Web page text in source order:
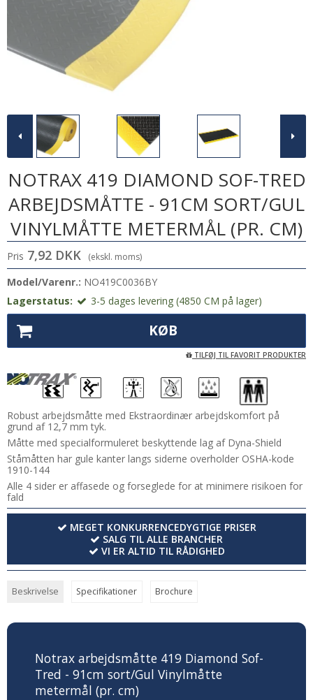
NOTRAX 419 DIAMOND SOF-TRED
ARBEJDSMÅTTE - 91CM SORT/GUL
VINYLMÅTTE METERMÅL (PR. CM)
Pris 7,92 DKK (ekskl. moms)
Model/Varenr.: NO419C0036BY
Lagerstatus:
3-5 dages levering (4850 CM på lager)
KØB
TILFØJ TIL FAVORIT PRODUKTER
Robust arbejdsmåtte med Ekstraordinær arbejdskomfort på
grund af 12,7 mm tyk.
Måtte med specialformuleret beskyttende lag af Dyna-Shield
Ståmåtten har gule kanter langs siderne overholder OSHA-kode
1910-144
Alle 4 sider er affasede og forseglede for at minimere risikoen for
fald
MEGET KONKURRENCEDYGTIGE PRISER
SALG TIL ALLE BRANCHER
VI ER ALTID TIL RÅDIGHED
Beskrivelse Specifikationer Brochure
Notrax arbejdsmåtte 419 Diamond Sof-
Tred - 91cm sort/Gul Vinylmåtte
metermål (pr. cm)